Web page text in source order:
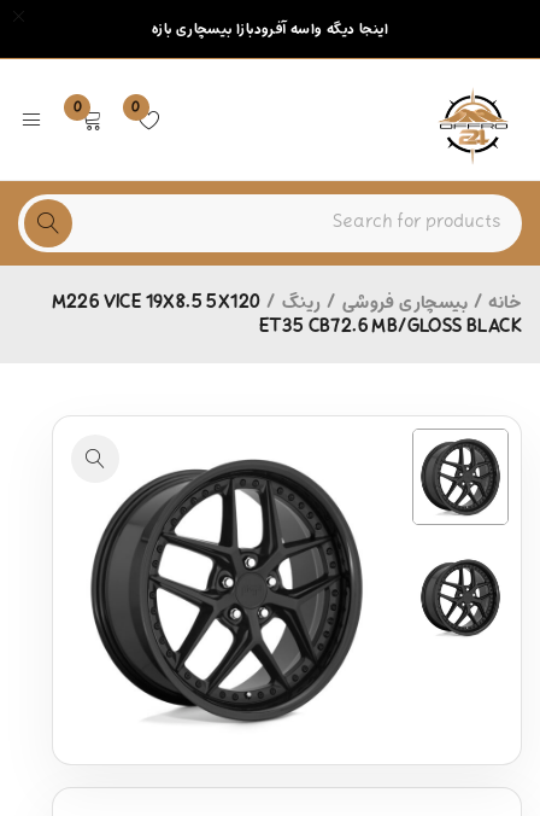
اینجا دیگه واسه آفرودبازا بیسچاری بازه
0
0
خانه / بیسچاری فروشی / رینگ /
M226 VICE 19X8.5 5X120
ET35 CB72.6 MB/GLOSS BLACK